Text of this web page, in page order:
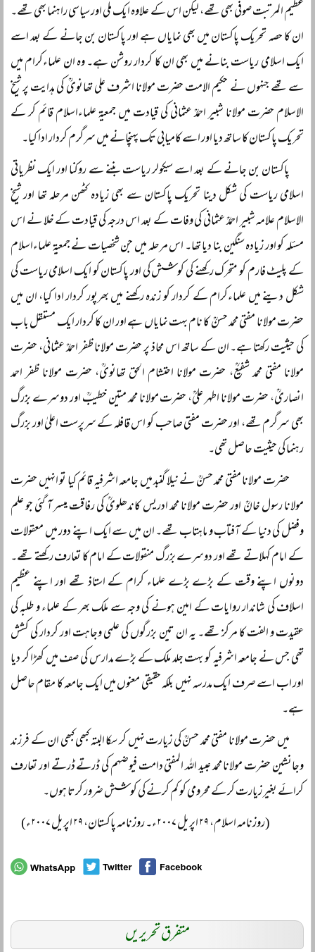
عظیم المرتبت صوفی بھی تھے، لیکن اس کے علاوہ ایک ملی اور سیاسی راہنما بھی تھے۔
ان کا حصہ تحریک پاکستان میں بھی نمایاں ہے اور پاکستان بن جانے کے بعد اسے
ایک اسلامی ریاست بنانے میں بھی ان کا کردار روشن ہے۔ وہ ان علماءکرام میں
سے تھے جنہوں نے حکیم الامت حضرت مولانا اشرف علی تھانویؒ کی ہدایت پر شیخ
الاسلام حضرت مولانا شبیر احمدؒ عثمانی کی قیادت میں جمعیۃ علماءاسلام قائم کر کے
تحریک پاکستان کا ساتھ دیا اور اسے کامیابی تک پہنچانے میں سرگرم کردار ادا کیا۔
پاکستان بن جانے کے بعد اسے سیکولر ریاست بننے سے روکنا اور ایک نظریاتی
اسلامی ریاست کی شکل دینا تحریک پاکستان سے بھی زیادہ کٹھن مرحلہ تھا اور شیخ
الاسلام علامہ شبیر احمدؒ عثمانی کی وفات کے بعد اس درجہ کی قیادت کے خلا نے اس
مسئلہ کو اور زیادہ سنگین بنا دیا تھا۔ اس مرحلہ میں جن شخصیات نے جمعیۃ علماءاسلام
کے پلیٹ فارم کو متحرک رکھنے کی کوشش کی اور پاکستان کو ایک اسلامی ریاست کی
شکل دینے میں علماءکرام کے کردار کو زندہ رکھنے میں بھرپور کردار ادا کیا، ان میں
حضرت مولانا مفتی محمد حسنؒ کا نام بہت نمایاں ہے اور ان کا کردار ایک مستقل باب
کی حیثیت رکھتا ہے۔ ان کے ساتھ اس محاذ پر حضرت مولانا ظفر احمدؒ عثمانی، حضرت
مولانا مفتی محمد شفیعؒ، حضرت مولانا احتشام الحق تھانویؒ، حضرت مولانا ظفر احمد
انصاریؒ، حضرت مولانا اطہر علیؒ، حضرت مولانا محمد متین خطیبؒ اور دوسرے بزرگ
بھی سرگرم تھے، اور حضرت مفتی صاحب کو اس قافلہ کے سرپرست اعلیٰ اور بزرگ
رہنما کی حیثیت حاصل تھی۔
حضرت مولانا مفتی محمد حسنؒ نے نیلا گنبد میں جامعہ اشرفیہ قائم کیا تو انہیں حضرت
مولانا رسول خانؒ اور حضرت مولانا محمد ادریس کاندھلویؒ کی رفاقت میسر آ گئی جو علم
وفضل کی دنیا کے آفتاب و ماہتاب تھے۔ ان میں سے ایک اپنے دور میں معقولات
کے امام کہلاتے تھے اور دوسرے بزرگ منقولات کے امام کا تعارف رکھتے تھے۔
دونوں اپنے وقت کے بڑے بڑے علماء کرام کے استاذ تھے اور اپنے عظیم
اسلاف کی شاندار روایات کے امین ہونے کی وجہ سے ملک بھر کے علماء و طلبہ کی
عقیدت و الفت کا مرکز تھے۔ یہ ان تین بزرگوں کی علمی وجاہت اور کردار کی کشش
تھی جس نے جامعہ اشرفیہ کو بہت جلد ملک کے بڑے مدارس کی صف میں کھڑا کر دیا
اور اب اسے صرف ایک مدرسہ نہیں بلکہ حقیقی معنوں میں ایک جامعہ کا مقام حاصل
ہے۔
میں حضرت مولانا مفتی محمد حسنؒ کی زیارت نہیں کر سکا البتہ کبھی کبھی ان کے فرزند
وجانشین حضرت مولانا محمد عبید اللہ المفتی دامت فیوضہم کی ڈرتے ڈرتے اور تعارف
کرائے بغیر زیارت کر کے محرومی کو کم کرنے کی کوشش ضرور کرتا ہوں۔
(روزنامہ اسلام، ۲۹ اپریل ۲۰۰۷ء۔ روزنامہ پاکستان، ۲۹ اپریل ۲۰۰۷ء)
متفرق تحریریں